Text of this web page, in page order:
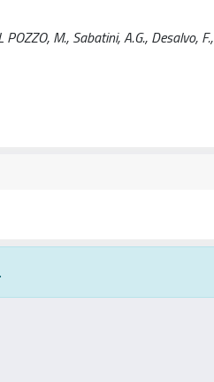
M., Sabatini, A.G., Desalvo, F.,